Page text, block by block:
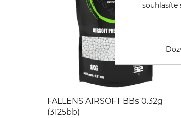
FALLENS AIRSOFT BBs 0.32g
(3125bb)
souhlasíte